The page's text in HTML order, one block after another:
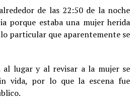
de las 22:50 de la noche
porque estaba una mujer herida
particular que aparentemente se
al lugar y al revisar a la mujer se
vida, por lo que la escena fue